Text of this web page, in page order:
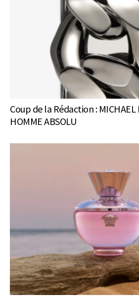
Coup de la Rédaction : MICHAEL
HOMME ABSOLU